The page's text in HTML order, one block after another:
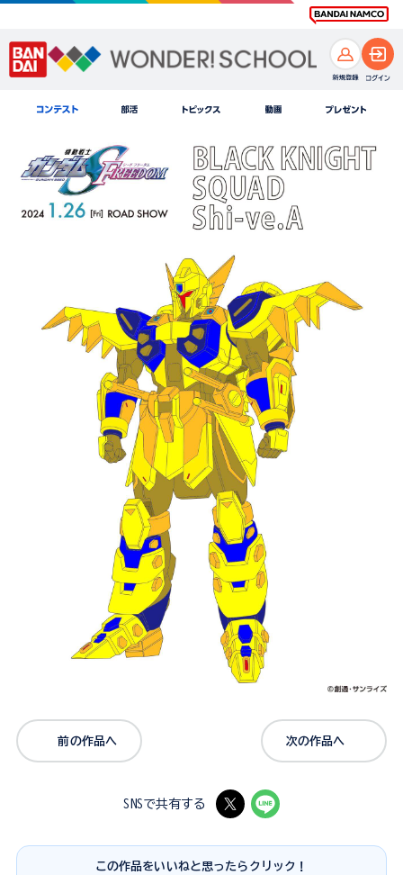
前の作品へ 次の作品へ
SNSで共有する
この作品をいいねと思ったらクリック！